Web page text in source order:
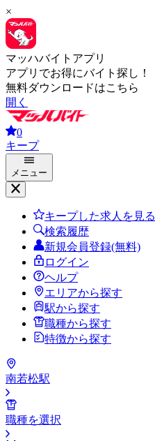
×
マッハバイトアプリ
アプリでお得にバイト探し！
無料ダウンロードはこちら
開く
0
キープ
メニュー
キープした求人を見る
検索履歴
新規会員登録(無料)
ログイン
ヘルプ
エリアから探す
駅から探す
職種から探す
特徴から探す
南若松駅
職種を選択